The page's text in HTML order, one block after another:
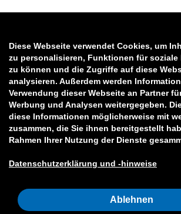
Diese Webseite verwendet Cookies, um
zu personalisieren, Funktionen für soziale
zu können und die Zugriffe auf diese
analysieren. Außerdem werden
Verwendung dieser Webseite an Partner
Werbung und Analysen weitergegeben.
diese Informationen möglicherweise mit
zusammen, die Sie ihnen bereitgestellt
Rahmen Ihrer Nutzung der Dienste
Datenschutzerklärung und -hinweise
Ablehnen